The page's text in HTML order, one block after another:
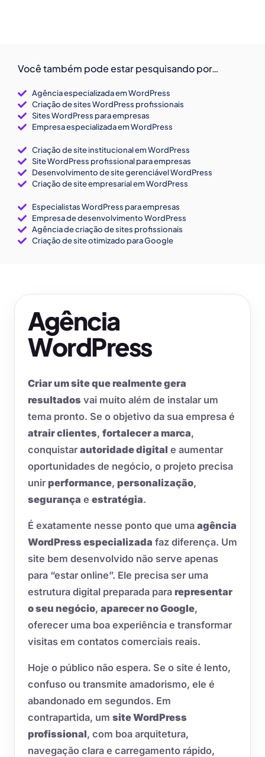
Você também pode estar pesquisando por…
Agência especializada em WordPress
Criação de sites WordPress profissionais
Sites WordPress para empresas
Empresa especializada em WordPress
Criação de site institucional em WordPress
Site WordPress profissional para empresas
Desenvolvimento de site gerenciável WordPress
Criação de site empresarial em WordPress
Especialistas WordPress para empresas
Empresa de desenvolvimento WordPress
Agência de criação de sites profissionais
Criação de site otimizado para Google
Agência
WordPress
Criar um site que realmente gera
resultados vai muito além de instalar um
tema pronto. Se o objetivo da sua empresa é
atrair clientes, fortalecer a marca,
conquistarautoridade digital e aumentar
oportunidades de negócio, o projeto precisa
unirperformance, personalização,
segurança e estratégia.
É exatamente nesse ponto que uma agência
WordPress especializada faz diferença. Um
site bem desenvolvido não serve apenas
para “estar online”. Ele precisa ser uma
estrutura digital preparada para representar
o seu negócio, aparecer no Google,
oferecer uma boa experiência e transformar
visitas em contatos comerciais reais.
Hoje o público não espera. Se o site é lento,
confuso ou transmite amadorismo, ele é
abandonado em segundos. Em
contrapartida, um site WordPress
profissional, com boa arquitetura,
navegação clara e carregamento rápido,